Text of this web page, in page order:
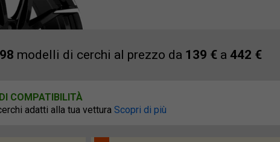
modelli di cerchi al prezzo da 139 € a 442 €
COMPATIBILITÀ
adatti alla tua vettura Scopri di più